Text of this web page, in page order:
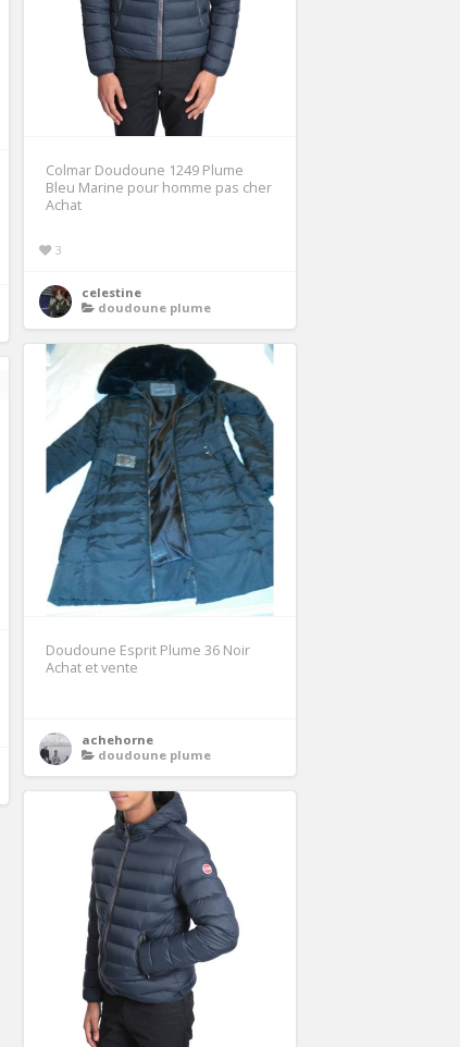
Colmar Doudoune 1249 Plume
Bleu Marine pour homme pas cher
Achat
3
celestine
doudoune plume
Doudoune Esprit Plume 36 Noir
Achat et vente
achehorne
doudoune plume